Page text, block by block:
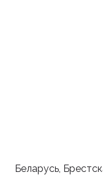
Беларусь,